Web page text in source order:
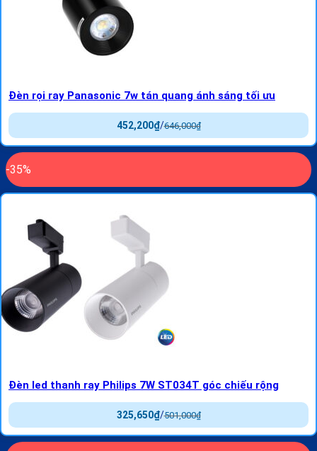
Đèn rọi ray Panasonic 7w tán quang ánh sáng tối ưu
646,000₫
/
452,200₫
-35%
Đèn led thanh ray Philips 7W ST034T góc chiếu rộng
501,000₫
/
325,650₫